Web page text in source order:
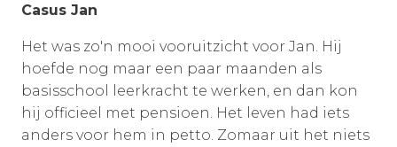
Casus Jan
Het was zo'n mooi vooruitzicht voor Jan. Hij
hoefde nog maar een paar maanden als
basisschool leerkracht te werken, en dan kon
hij officieel met pensioen. Het leven had iets
anders voor hem in petto. Zomaar uit het niets